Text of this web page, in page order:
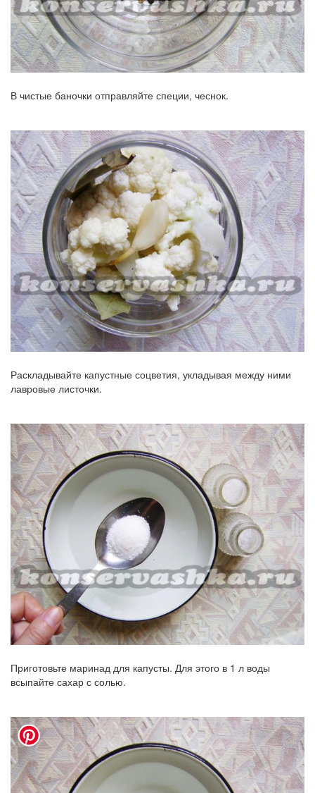
В чистые баночки отправляйте специи, чеснок.
Раскладывайте капустные соцветия, укладывая между ними
лавровые листочки.
Приготовьте маринад для капусты. Для этого в 1 л воды
всыпайте сахар с солью.